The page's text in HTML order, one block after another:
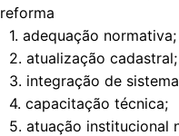
reforma
1. adequação normativa;
2. atualização cadastral;
3. integração de
4. capacitação técnica;
5. atuação institucional